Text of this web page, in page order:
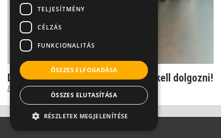
Dr. Csernus: az önbizalomért meg kell dolgozni!
Dr. Csernus Imre
TELJESÍTMÉNY
CÉLZÁS
FUNKCIONALITÁS
ÖSSZES ELFOGADÁSA
ÖSSZES ELUTASÍTÁSA
RÉSZLETEK MEGJELENÍTÉSE